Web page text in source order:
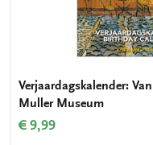
Verjaardagskalender:
Muller Museum
€ 9,99